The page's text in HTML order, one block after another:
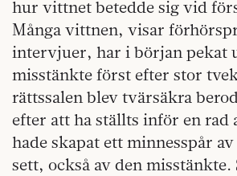
hur vittnet betedde sig vid
Många vittnen, visar
intervjuer, har i början pekat
misstänkte först efter stor
rättssalen blev tvärsäkra
efter att ha ställts inför en rad
hade skapat ett minnesspår
sett, också av den misstänkte.